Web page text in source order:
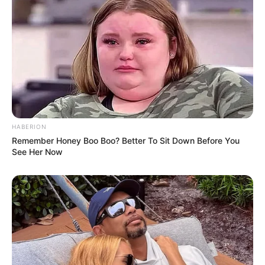
Außerdem gibt es eine 40 Meter Erlebnis-Rutsche,
einen Sprungturm, Spiel- und Sportmöglichkeiten
sowei ein Bistro. Hier wird die Lage des Waldbads
auf der Karte vonOpenStreetMapgezeigt.
Hier geht es zu weiterenKinderausflugszielen in Ni
edersachsenmitZooparks undBademöglichkeiten
sowie zu allen anderen Ausflugszielen und
Sehenswürdigkeiten in und umGöhrde und Zernien
und in der Region
Kinder geeigneten.
s in Deutschland.
Ausflug hier eintragen Auslandsjahr
08.08.2026 14:00 Uhr: Inklusiv geführte Kids Tour
auf dem Big SUP imVeranstaltungsplan für Murnau
HABERION
Remember Honey Boo Boo? Better To Sit Down Before You
See Her Now